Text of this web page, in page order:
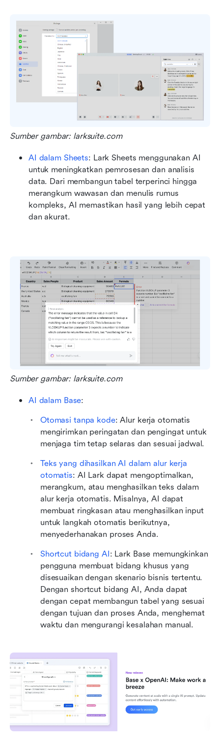
Sumber gambar: larksuite.com
AI dalam Sheets: Lark Sheets menggunakan AI
untuk meningkatkan pemrosesan dan analisis
data. Dari membangun tabel terperinci hingga
merangkum wawasan dan menulis rumus
kompleks, AI memastikan hasil yang lebih cepat
dan akurat.
Sumber gambar: larksuite.com
AI dalam Base:
Otomasi tanpa kode: Alur kerja otomatis
mengirimkan peringatan dan pengingat untuk
menjaga tim tetap selaras dan sesuai jadwal.
Teks yang dihasilkan AI dalam alur kerja
otomatis: AI Lark dapat mengoptimalkan,
merangkum, atau menghasilkan teks dalam
alur kerja otomatis. Misalnya, AI dapat
membuat ringkasan atau menghasilkan input
untuk langkah otomatis berikutnya,
menyederhanakan proses Anda.
Shortcut bidang AI: Lark Base memungkinkan
pengguna membuat bidang khusus yang
disesuaikan dengan skenario bisnis tertentu.
Dengan shortcut bidang AI, Anda dapat
dengan cepat membangun tabel yang sesuai
dengan tujuan dan proses Anda, menghemat
waktu dan mengurangi kesalahan manual.